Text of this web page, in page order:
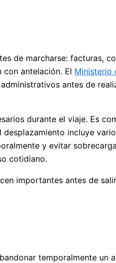
de marcharse: facturas,
antelación. El Ministerio
antes de
durante el viaje. Es
incluye
y evitar
cotidiano.
importantes antes de
temporalmente un